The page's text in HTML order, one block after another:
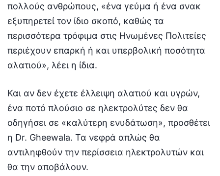
πολλούς ανθρώπους, «ένα γεύμα ή ένα σνακ
εξυπηρετεί τον ίδιο σκοπό, καθώς τα
περισσότερα τρόφιμα στις Ηνωμένες Πολιτείες
περιέχουν επαρκή ή και υπερβολική ποσότητα
αλατιού», λέει η ίδια.
Και αν δεν έχετε έλλειψη αλατιού και υγρών,
ένα ποτό πλούσιο σε ηλεκτρολύτες δεν θα
οδηγήσει σε «καλύτερη ενυδάτωση», προσθέτει
η Dr. Gheewala. Τα νεφρά απλώς θα
αντιληφθούν την περίσσεια ηλεκτρολυτών και
θα την αποβάλουν.